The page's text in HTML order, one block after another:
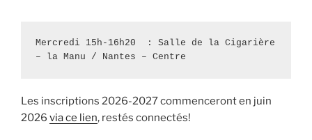
Mercredi 15h-16h20  : Salle de la Cigarière
– la Manu / Nantes – Centre
Les inscriptions 2026-2027 commenceront en juin
2026 via ce lien, restés connectés!